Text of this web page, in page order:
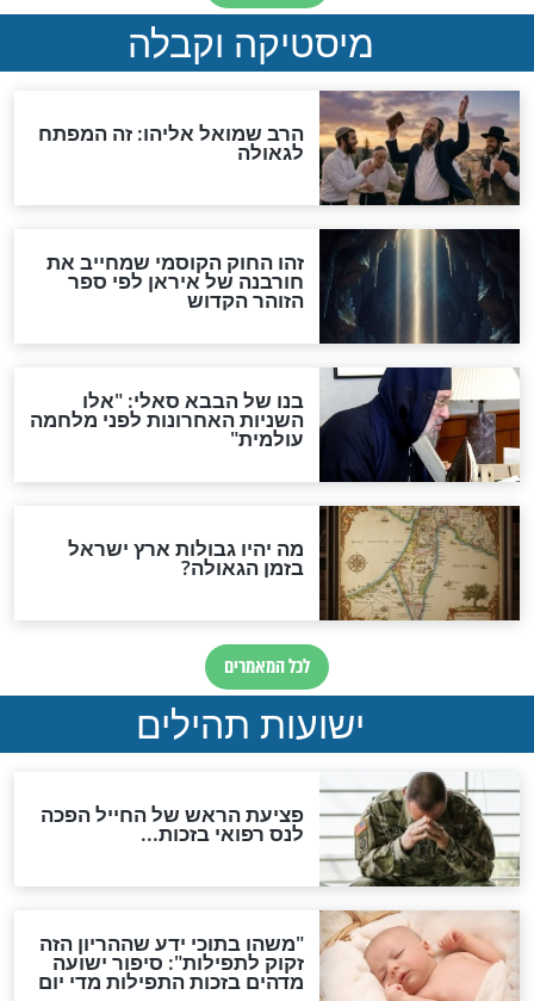
"לפני הגאולה תהיה אפיקורסות
והכחשה גדולה מאוד של
האמונה"
האם לאחר בוא המשיח יהיה
אפשר לחזור בתשובה?
לכל המאמרים
להמתקת הדינים וביטול
גזרות
סגולת ע"ב שמות הקודש
תפילה סגולית להמתקת